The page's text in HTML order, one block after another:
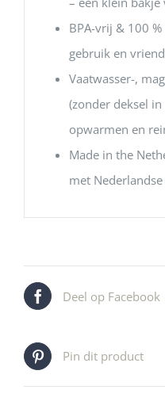
BPA-vrij & 100
gebruik en
Vaatwasser-,
(zonder deksel
opwarmen en
Made in the
met
Deel op Facebook
Pin dit product